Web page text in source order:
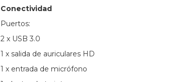
Conectividad
Puertos:
2 x USB 3.0
1 x salida de auriculares HD
1 x entrada de micrófono